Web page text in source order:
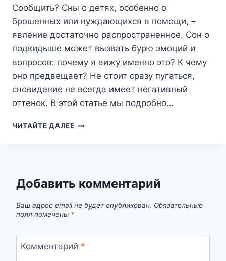
Сообщить? Сны о детях, особенно о
брошенных или нуждающихся в помощи, –
явление достаточно распространенное. Сон о
подкидыше может вызвать бурю эмоций и
вопросов: почему я вижу именно это? К чему
оно предвещает? Не стоит сразу пугаться,
сновидение не всегда имеет негативный
оттенок. В этой статье мы подробно…
ЧИТАЙТЕ ДАЛЕЕСОН
ВАМ
Добавить комментарий
Ваш адрес email не будет опубликован. Обязательные
поля помечены *
Комментарий *